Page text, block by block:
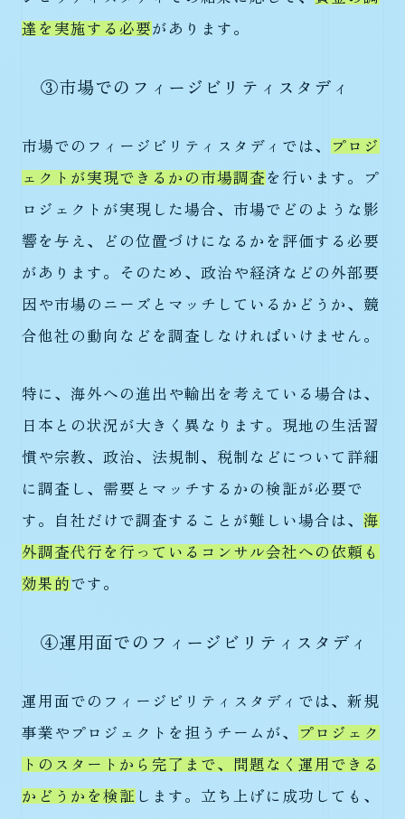
達を実施する必要があります。
③市場でのフィージビリティスタディ
市場でのフィージビリティスタディでは、 プロジ
ェクトが実現できるかの市場調査 を行います。プ
ロジェクトが実現した場合、市場でどのような影
響を与え、どの位置づけになるかを評価する必要
があります。そのため、政治や経済などの外部要
因や市場のニーズとマッチしているかどうか、競
合他社の動向などを調査しなければいけません。
特に、海外への進出や輸出を考えている場合は、
日本との状況が大きく異なります。現地の生活習
慣や宗教、政治、法規制、税制などについて詳細
に調査し、需要とマッチするかの検証が必要で
す。自社だけで調査することが難しい場合は、 海
外調査代行を行っているコンサル会社への依頼も
効果的です。
④運用面でのフィージビリティスタディ
運用面でのフィージビリティスタディでは、新規
事業やプロジェクトを担うチームが、 プロジェク
トのスタートから完了まで、問題なく運用できる
かどうかを検証 します。立ち上げに成功しても、